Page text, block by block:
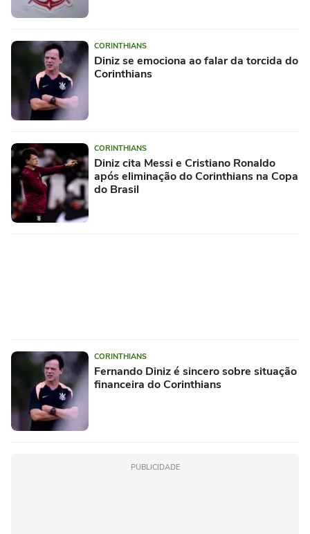
CORINTHIANS
Diniz se emociona ao falar da torcida do
Corinthians
CORINTHIANS
Diniz cita Messi e Cristiano Ronaldo
após eliminação do Corinthians na Copa
do Brasil
CORINTHIANS
Fernando Diniz é sincero sobre situação
financeira do Corinthians
PUBLICIDADE